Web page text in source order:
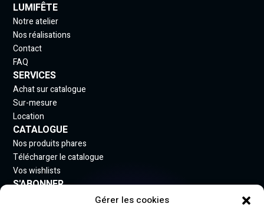
Gérer les cookies
LUMIFÊTE
Notre atelier
Nos réalisations
Contact
FAQ
SERVICES
Achat sur catalogue
Sur-mesure
Location
CATALOGUE
Nos produits phares
Télécharger le catalogue
Vos wishlists
S'ABONNER